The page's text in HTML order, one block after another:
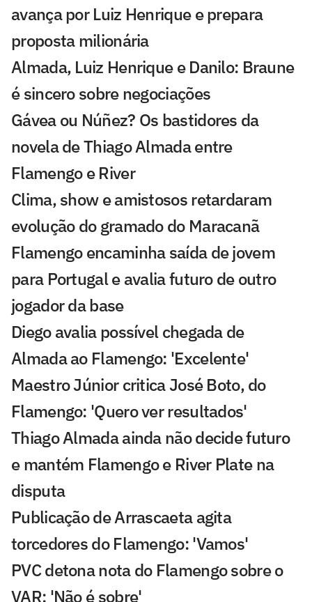
avança por Luiz Henrique e prepara
proposta milionária
Almada, Luiz Henrique e Danilo: Braune
é sincero sobre negociações
Gávea ou Núñez? Os bastidores da
novela de Thiago Almada entre
Flamengo e River
Clima, show e amistosos retardaram
evolução do gramado do Maracanã
Flamengo encaminha saída de jovem
para Portugal e avalia futuro de outro
jogador da base
Diego avalia possível chegada de
Almada ao Flamengo: 'Excelente'
Maestro Júnior critica José Boto, do
Flamengo: 'Quero ver resultados'
Thiago Almada ainda não decide futuro
e mantém Flamengo e River Plate na
disputa
Publicação de Arrascaeta agita
torcedores do Flamengo: 'Vamos'
PVC detona nota do Flamengo sobre o
VAR: 'Não é sobre'